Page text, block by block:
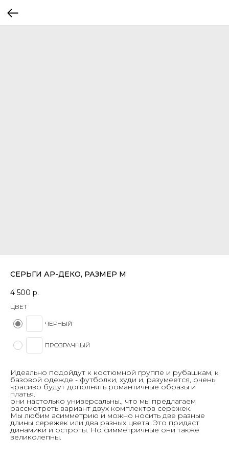
СЕРЬГИ АР-ДЕКО, РАЗМЕР М
4 500 р.
ЦВЕТ
ЧЕРНЫЙ
ПРОЗРАЧНЫЙ
Идеально подойдут к костюмной группе и рубашкам, к
базовой одежде - футболки, худи и, разумеется, очень
красиво будут дополнять романтичные образы и
платья.
они настолько универсальны., что мы предлагаем
рассмотреть вариант двух комплектов сережек.
Мы любим асимметрию и можно носить две разные
длины сережек или два разных цвета. Это придаст
динамики и остроты. Но симметричные они также
великолепны.